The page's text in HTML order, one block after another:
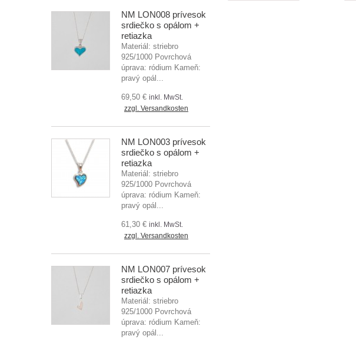
NM LON008 prívesok
srdiečko s opálom +
retiazka
Materiál: striebro
925/1000 Povrchová
úprava: ródium Kameň:
pravý opál...
69,50 € inkl. MwSt.
zzgl. Versandkosten
NM LON003 prívesok
srdiečko s opálom +
retiazka
Materiál: striebro
925/1000 Povrchová
úprava: ródium Kameň:
pravý opál...
61,30 € inkl. MwSt.
zzgl. Versandkosten
NM LON007 prívesok
srdiečko s opálom +
retiazka
Materiál: striebro
925/1000 Povrchová
úprava: ródium Kameň:
pravý opál...